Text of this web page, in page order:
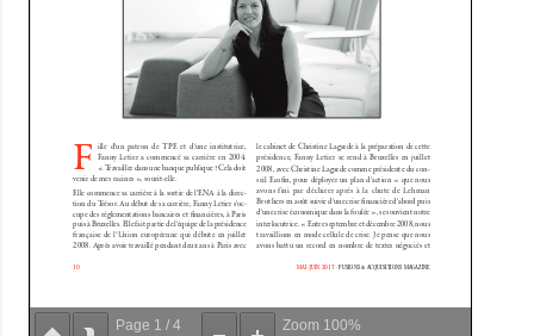
Page 1 / 4 Zoom 100%